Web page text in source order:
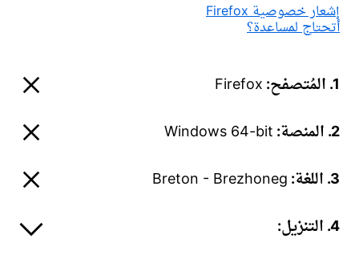
إشعار خصوصية Firefox
أتحتاج لمساعدة؟
1. المُتصفح: Firefox
2. المنصة: Windows 64-bit
3. اللغة: Breton - Brezhoneg
4. التنزيل: